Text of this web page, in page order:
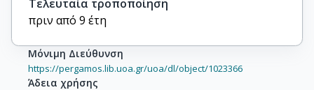
Τελευταία τροποποίηση
πριν από 9 έτη
Μόνιμη Διεύθυνση
https://pergamos.lib.uoa.gr/uoa/dl/object/1023366
Άδεια χρήσης